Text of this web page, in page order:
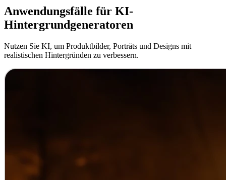
Anwendungsfälle für KI-
Hintergrundgeneratoren
Nutzen Sie KI, um Produktbilder, Porträts und Designs mit
realistischen Hintergründen zu verbessern.